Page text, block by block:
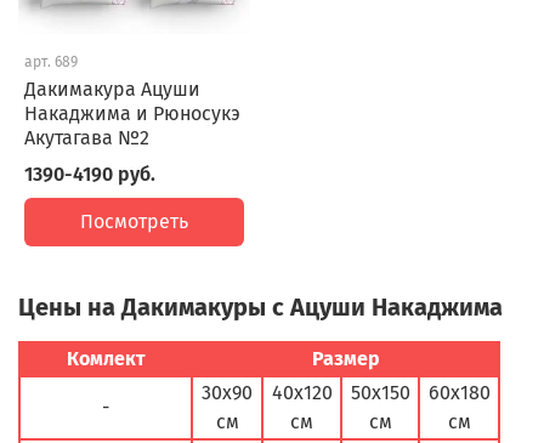
арт. 689
Дакимакура Ацуши
Накаджима и Рюносукэ
Акутагава №2
1390-4190 руб.
Посмотреть
Цены на Дакимакуры с Ацуши Накаджима
Комлект Размер
-
30х90
см
40х120
см
50х150
см
60х180
см